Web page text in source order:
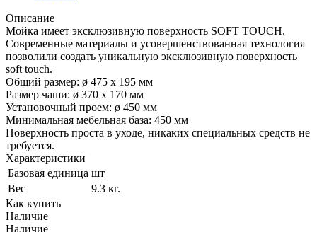
Описание
Мойка имеет эксклюзивную поверхность SOFT TOUCH.
Современные материалы и усовершенствованная технология
позволили создать уникальную эксклюзивную поверхность
soft touch.
Общий размер: ø 475 х 195 мм
Размер чаши: ø 370 х 170 мм
Установочный проем: ø 450 мм
Минимальная мебельная база: 450 мм
Поверхность проста в уходе, никаких специальных средств не
требуется.
Характеристики
Базовая единица шт
Вес
9.3 кг.
Как купить
Наличие
Наличие